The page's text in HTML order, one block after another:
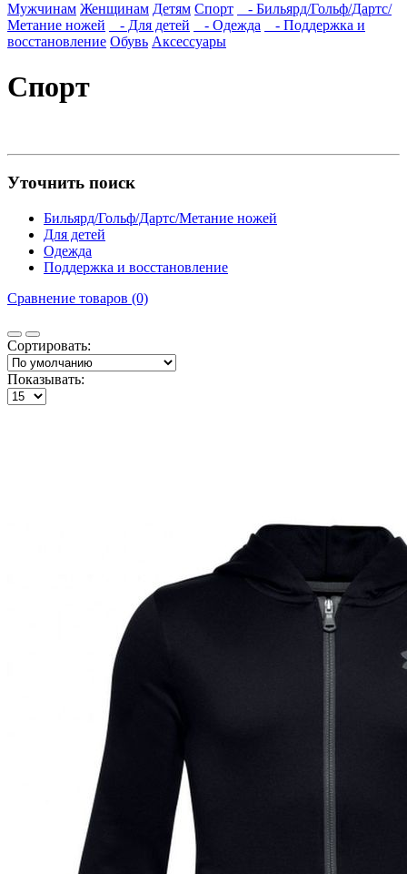
Мужчинам Женщинам Детям Спорт
- Бильярд/Гольф/Дартс/
Метание ножей
- Для детей - Одежда
- Поддержка и
восстановление Обувь Аксессуары
Спорт
Уточнить поиск
Бильярд/Гольф/Дартс/Метание ножей
Для детей
Одежда
Поддержка и восстановление
Сравнение товаров (0)
Сортировать:
Показывать: